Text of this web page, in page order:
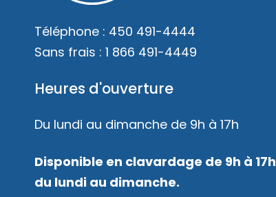
Téléphone : 450 491-4444
Sans frais : 1 866 491-4449
Heures d'ouverture
Du lundi au dimanche de 9h à 17h
Disponible en clavardage de 9h à 17h
du lundi au dimanche.